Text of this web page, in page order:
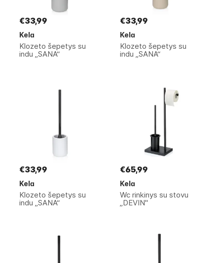
€33,99
Kela
Klozeto šepetys su
indu „SANA“
€33,99
Kela
Klozeto šepetys su
indu „SANA“
€33,99
Kela
Klozeto šepetys su
indu „SANA“
€65,99
Kela
Wc rinkinys su stovu
„DEVIN"